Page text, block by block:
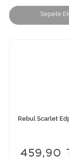
Sepete
Rebul Scarlet
459,90